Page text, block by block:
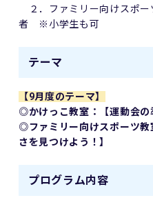
２．ファミリー向けスポー
者 ※小学生も可
テーマ
【9月度のテーマ】
◎かけっこ教室：【運動会の
◎ファミリー向けスポーツ教
さを見つけよう！】
プログラム内容